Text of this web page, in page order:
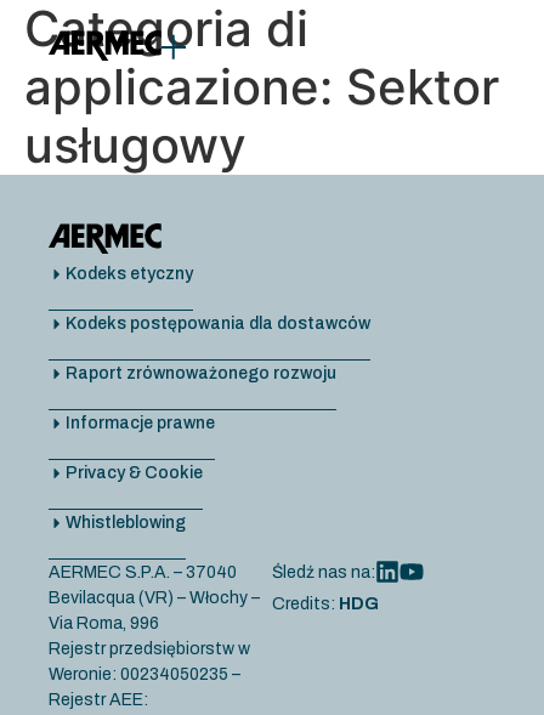
treściCategoria di
applicazione: Sektor
usługowy
Kodeks etyczny
Kodeks postępowania dla dostawców
Raport zrównoważonego rozwoju
Informacje prawne
Privacy & Cookie
Whistleblowing
AERMEC S.P.A. – 37040
Bevilacqua (VR) – Włochy –
Via Roma, 996
Rejestr przedsiębiorstw w
Weronie: 00234050235 –
Rejestr AEE:
Śledź nas na:
Credits: HDG